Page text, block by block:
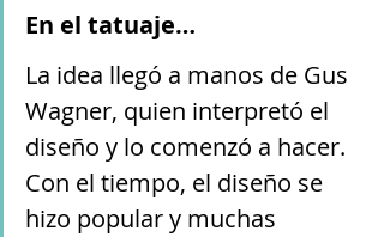
En el tatuaje…
La idea llegó a manos de Gus
Wagner, quien interpretó el
diseño y lo comenzó a hacer.
Con el tiempo, el diseño se
hizo popular y muchas